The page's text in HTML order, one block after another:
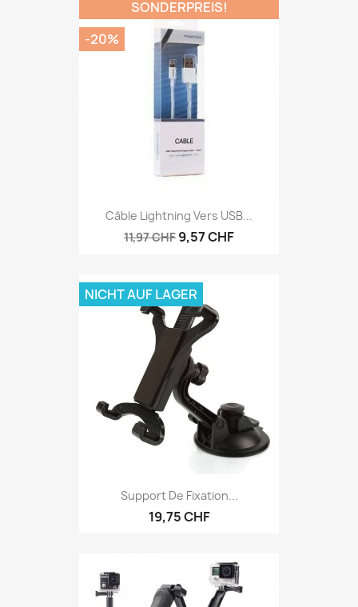
Câble Lightning Vers USB...
11,97 CHF 9,57 CHF
SONDERPREIS!
-20%
Support De Fixation...
19,75 CHF
NICHT AUF LAGER